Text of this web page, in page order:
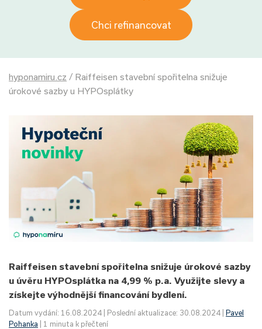
Chci refinancovat
hyponamiru.cz / Raiffeisen stavební spořitelna snižuje
úrokové sazby u HYPOsplátky
Raiffeisen stavební spořitelna snižuje úrokové sazby
u úvěru HYPOsplátka na 4,99 % p.a. Využijte slevy a
získejte výhodnější financování bydlení.
Datum vydání: 16.08.2024 | Poslední aktualizace: 30.08.2024 |
Pavel
Pohanka | 1 minuta k přečtení